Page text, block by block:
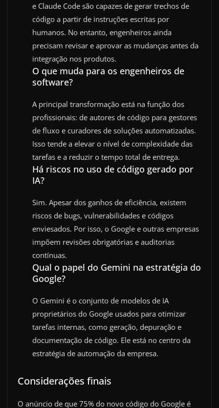
e Claude Code são capazes de gerar trechos de
código a partir de instruções escritas por
humanos. No entanto, engenheiros ainda
precisam revisar e aprovar as mudanças antes da
integração nos produtos.
O que muda para os engenheiros de
software?
A principal transformação está na função dos
profissionais: de autores de código para gestores
de fluxo e curadores de soluções automatizadas.
Isso tende a elevar o nível de complexidade das
tarefas e a reduzir o tempo total de entrega.
Há riscos no uso de código gerado por
IA?
Sim. Apesar dos ganhos de eficiência, existem
riscos de bugs, vulnerabilidades e códigos
enviesados. Por isso, o Google e outras empresas
impõem revisões obrigatórias e auditorias
contínuas.
Qual o papel do Gemini na estratégia do
Google?
O Gemini é o conjunto de modelos de IA
proprietários do Google usados para otimizar
tarefas internas, como geração, depuração e
documentação de código. Ele está no centro da
estratégia de automação da empresa.
Considerações finais
O anúncio de que 75% do novo código do Google é